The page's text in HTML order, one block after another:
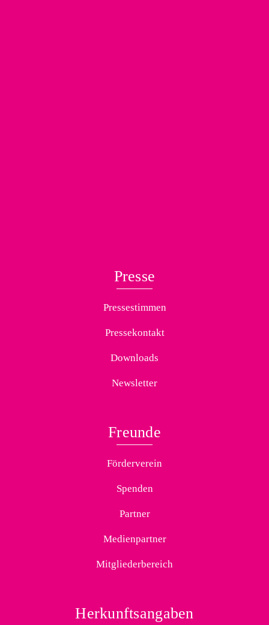
Presse
Pressestimmen
Pressekontakt
Downloads
Newsletter
Freunde
Förderverein
Spenden
Partner
Medienpartner
Mitgliederbereich
Herkunftsangaben